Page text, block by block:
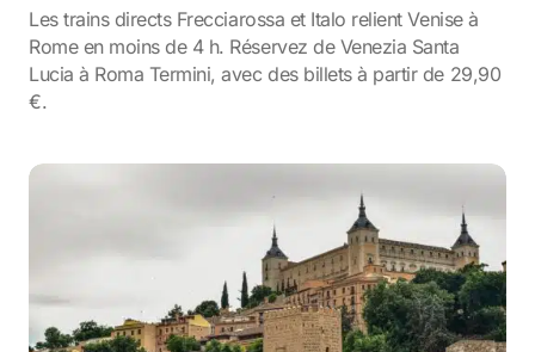
Les trains directs Frecciarossa et Italo relient Venise à
Rome en moins de 4 h. Réservez de Venezia Santa
Lucia à Roma Termini, avec des billets à partir de 29,90
€.